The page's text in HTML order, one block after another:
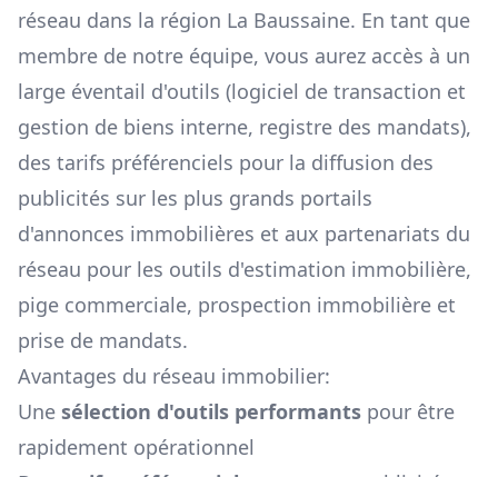
réseau dans la région La Baussaine. En tant que
membre de notre équipe, vous aurez accès à un
large éventail d'outils (logiciel de transaction et
gestion de biens interne, registre des mandats),
des tarifs préférenciels pour la diffusion des
publicités sur les plus grands portails
d'annonces immobilières et aux partenariats du
réseau pour les outils d'estimation immobilière,
pige commerciale, prospection immobilière et
prise de mandats.
Avantages du réseau immobilier:
Une sélection d'outils performants pour être
rapidement opérationnel